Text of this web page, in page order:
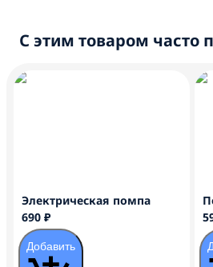
С этим товаром часто
Электрическая помпа
690 ₽
Добавить